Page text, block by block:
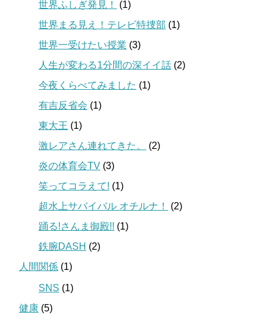
世界ふしぎ発見！
(1)
世界まる見え！テレビ特捜部 (1)
世界一受けたい授業 (3)
人生が変わる1分間の深イイ話 (2)
今夜くらべてみました (1)
有吉反省会 (1)
東大王 (1)
激レアさん連れてきた。
(2)
炎の体育会TV (3)
笑ってコラえて! (1)
超水上サバイバル オチルナ！
(2)
踊る!さんま御殿!! (1)
鉄腕DASH (2)
人間関係 (1)
SNS (1)
健康 (5)